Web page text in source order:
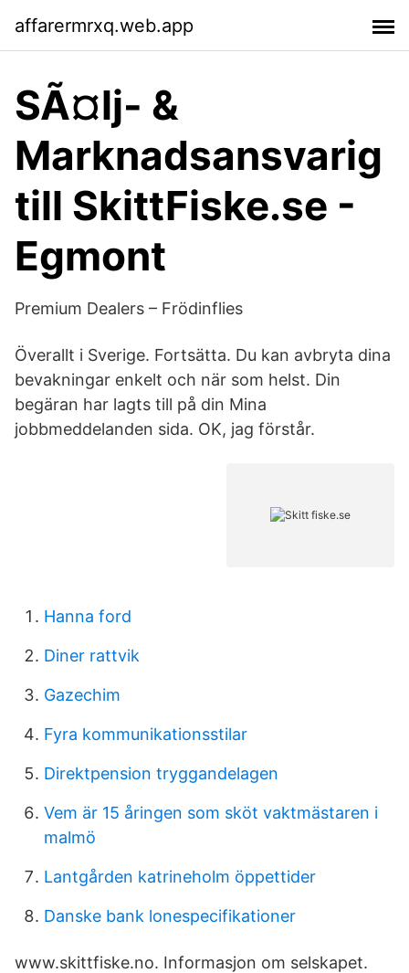
affarermrxq.web.app
SÃ¤lj- &
Marknadsansvarig
till SkittFiske.se -
Egmont
Premium Dealers – Frödinflies
Överallt i Sverige. Fortsätta. Du kan avbryta dina
bevakningar enkelt och när som helst. Din
begäran har lagts till på din Mina
jobbmeddelanden sida. OK, jag förstår.
Hanna ford
Diner rattvik
Gazechim
Fyra kommunikationsstilar
Direktpension tryggandelagen
Vem är 15 åringen som sköt vaktmästaren i
malmö
Lantgården katrineholm öppettider
Danske bank lonespecifikationer
www.skittfiske.no. Informasjon om selskapet.